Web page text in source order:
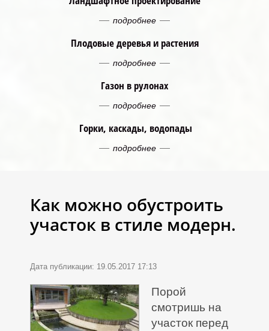
подробнее
Плодовые деревья и растения
подробнее
Газон в рулонах
подробнее
Горки, каскады, водопады
подробнее
Как можно обустроить
участок в стиле модерн.
Дата публикации: 19.05.2017 17:13
Порой
смотришь на
участок перед